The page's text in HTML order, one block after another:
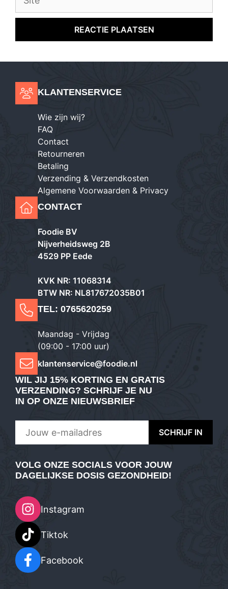
KLANTENSERVICE
Wie zijn wij?
FAQ
Contact
Retourneren
Betaling
Verzending & Verzendkosten
Algemene Voorwaarden & Privacy
CONTACT
Foodie BV
Nijverheidsweg 2B
4529 PP Eede
KVK NR: 11068314
BTW NR: NL817672035B01
TEL: 0765620259
Maandag - Vrijdag
(09:00 - 17:00 uur)
klantenservice@foodie.nl
WIL JIJ 15% KORTING EN GRATIS
VERZENDING? SCHRIJF JE NU
IN OP ONZE NIEUWSBRIEF
VOLG ONZE SOCIALS VOOR JOUW
DAGELIJKSE DOSIS GEZONDHEID!
Instagram
Tiktok
Facebook